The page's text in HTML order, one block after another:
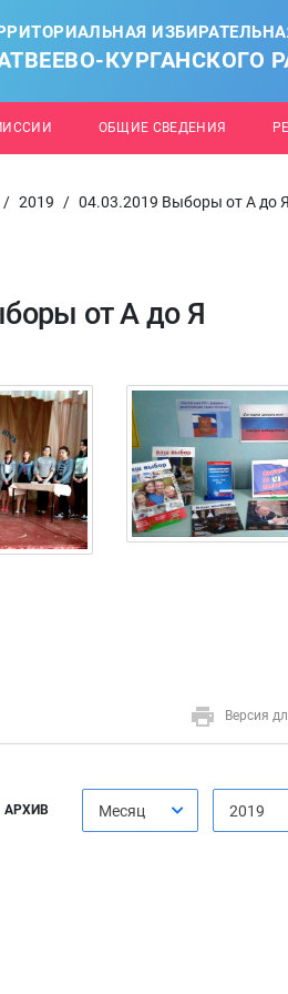
КУРГАНСКОГО
ОБЩИЕ СВЕДЕНИЯ
/ 2019 / 04.03.2019 Выборы от А до Я
от А до Я
Версия
АРХИВ Месяц 2019